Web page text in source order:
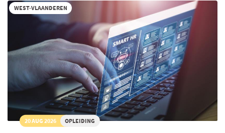
WEST-VLAANDEREN
20 AUG 2026 OPLEIDING